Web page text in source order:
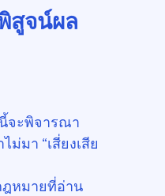
สูจน์ผล
จะพิจารณา
มา “เสี่ยงเสีย
ฎหมายที่อ่าน